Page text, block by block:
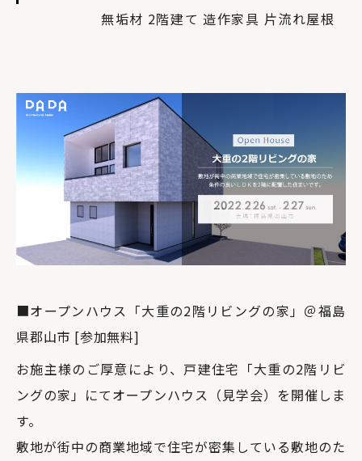
無垢材 2階建て 造作家具 片流れ屋根
■オープンハウス「大重の2階リビングの家」＠福島
県郡山市 [参加無料]
お施主様のご厚意により、戸建住宅「大重の2階リビ
ングの家」にてオープンハウス（見学会）を開催しま
す。
敷地が街中の商業地域で住宅が密集している敷地のた